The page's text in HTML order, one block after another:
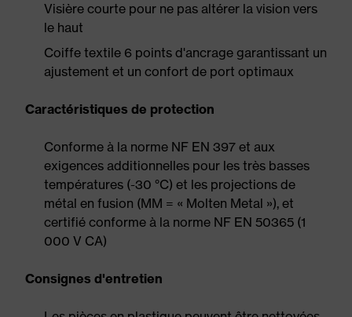
Visière courte pour ne pas altérer la vision vers
le haut
Coiffe textile 6 points d'ancrage garantissant un
ajustement et un confort de port optimaux
Caractéristiques de protection
Conforme à la norme NF EN 397 et aux
exigences additionnelles pour les très basses
températures (-30 °C) et les projections de
métal en fusion (MM = « Molten Metal »), et
certifié conforme à la norme NF EN 50365 (1
000 V CA)
Consignes d'entretien